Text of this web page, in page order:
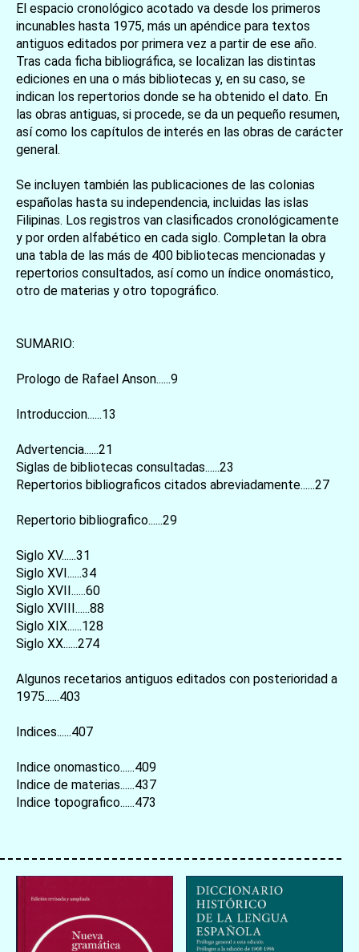
お買い物を続ける カートへ進む
El espacio cronológico acotado va desde los primeros
incunables hasta 1975, más un apéndice para textos
antiguos editados por primera vez a partir de ese año.
Tras cada ficha bibliográfica, se localizan las distintas
ediciones en una o más bibliotecas y, en su caso, se
indican los repertorios donde se ha obtenido el dato. En
las obras antiguas, si procede, se da un pequeño resumen,
así como los capítulos de interés en las obras de carácter
general.
Se incluyen también las publicaciones de las colonias
españolas hasta su independencia, incluidas las islas
Filipinas. Los registros van clasificados cronológicamente
y por orden alfabético en cada siglo. Completan la obra
una tabla de las más de 400 bibliotecas mencionadas y
repertorios consultados, así como un índice onomástico,
otro de materias y otro topográfico.
SUMARIO:
Prologo de Rafael Anson......9
Introduccion......13
Advertencia......21
Siglas de bibliotecas consultadas......23
Repertorios bibliograficos citados abreviadamente......27
Repertorio bibliografico......29
Siglo XV......31
Siglo XVI......34
Siglo XVII......60
Siglo XVIII......88
Siglo XIX......128
Siglo XX......274
Algunos recetarios antiguos editados con posterioridad a
1975......403
Indices......407
Indice onomastico......409
Indice de materias......437
Indice topografico......473